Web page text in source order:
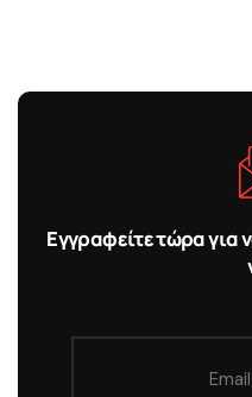
Εγγραφείτε τώρα για